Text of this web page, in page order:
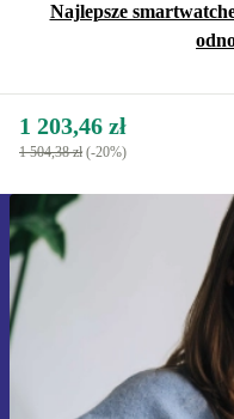
Najlepsze
1 203,46 zł
1 504,38 zł (-20%)
Zapisz
Nie